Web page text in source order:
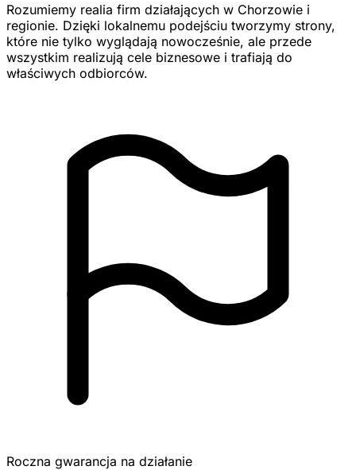
Rozumiemy realia firm działających w Chorzowie i
regionie. Dzięki lokalnemu podejściu tworzymy strony,
które nie tylko wyglądają nowocześnie, ale przede
wszystkim realizują cele biznesowe i trafiają do
właściwych odbiorców.
Roczna gwarancja na działanie